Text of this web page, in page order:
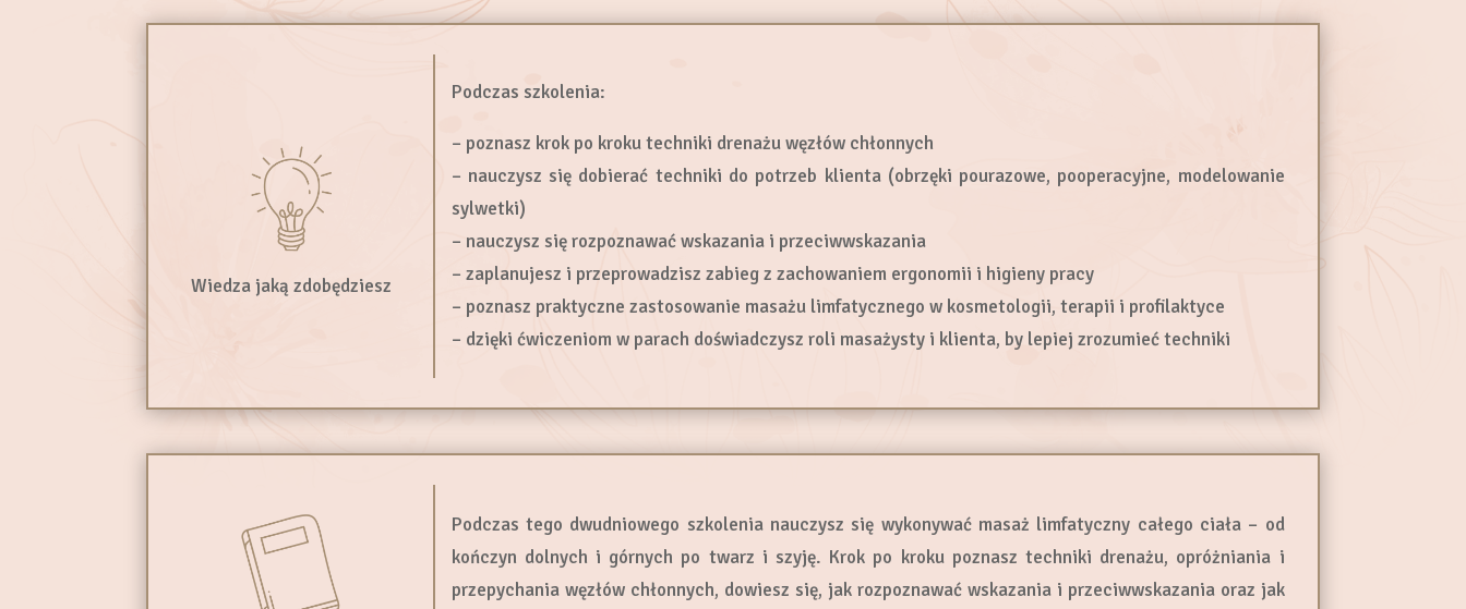
Wiedza jaką zdobędziesz
Podczas szkolenia:
– poznasz krok po kroku techniki drenażu węzłów chłonnych
– nauczysz się dobierać techniki do potrzeb klienta (obrzęki pourazowe, pooperacyjne, modelowanie
sylwetki)
– nauczysz się rozpoznawać wskazania i przeciwwskazania
– zaplanujesz i przeprowadzisz zabieg z zachowaniem ergonomii i higieny pracy
– poznasz praktyczne zastosowanie masażu limfatycznego w kosmetologii, terapii i profilaktyce
– dzięki ćwiczeniom w parach doświadczysz roli masażysty i klienta, by lepiej zrozumieć techniki
Podczas tego dwudniowego szkolenia nauczysz się wykonywać masaż limfatyczny całego ciała – od
kończyn dolnych i górnych po twarz i szyję. Krok po kroku poznasz techniki drenażu, opróżniania i
przepychania węzłów chłonnych, dowiesz się, jak rozpoznawać wskazania i przeciwwskazania oraz jak